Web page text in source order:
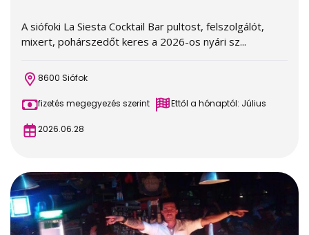
A siófoki La Siesta Cocktail Bar pultost, felszolgálót,
mixert, pohárszedőt keres a 2026-os nyári sz...
8600 Siófok
fizetés megegyezés szerint Ettől a hónaptól: Július
2026.06.28